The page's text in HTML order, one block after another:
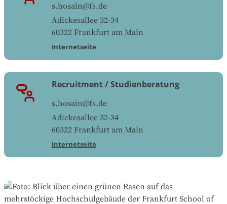
s.hosain@fs.de
Adickesallee 32-34
60322 Frankfurt am Main
Internetseite
Recruitment / Studienberatung
s.hosain@fs.de
Adickesallee 32-34
60322 Frankfurt am Main
Internetseite